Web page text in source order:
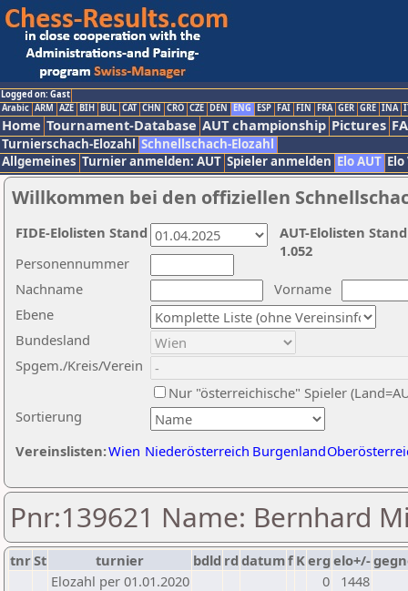
Logged on: Gast
Arabic ARM AZE BIH BUL CAT CHN CRO CZE DEN ENG ESP FAI FIN FRA GER GRE INA
Home Tournament-Database AUT championship Pictures
Turnierschach-Elozahl Schnellschach-Elozahl
Allgemeines Turnier anmelden: AUT Spieler anmelden Elo AUT
Willkommen bei den offiziellen
Nachname
Vorname
Ebene
Sortierung
Personennummer
Bundesland
Spgem./Kreis/Verein
Nur "österreichische" Spieler
Vereinslisten:Wien Niederösterreich Burgenland
AUT-Elolisten
1.052
FIDE-Elolisten Stand
Pnr:139621 Name: Bernhard
tnrSt turnier bdld rd datumf Kerg elo+/-
Elozahl per 01.01.2020
0
1448